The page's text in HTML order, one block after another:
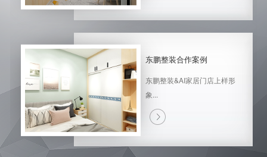
东鹏整装合作案例
东鹏整装&AI家居门店上样形
象...